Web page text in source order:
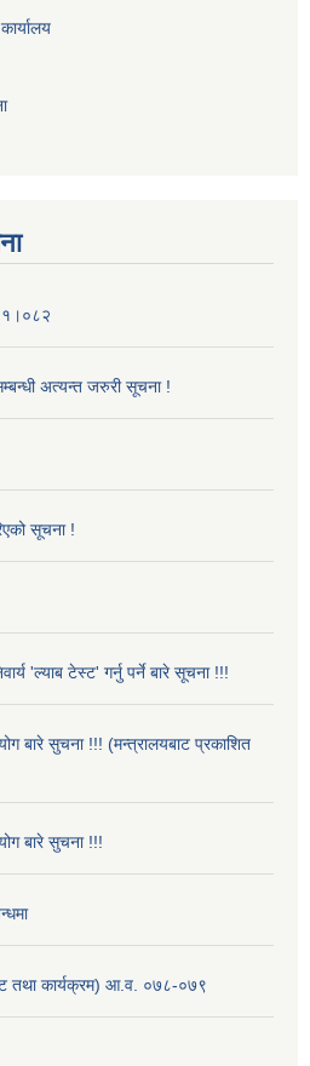
अत्यन्त जरुरी सूचना !
सूचना !
'ल्याब टेस्ट' गर्नु पर्ने बारे सूचना !!!
बारे सुचना !!! (मन्त्रालयबाट प्रकाशित
बारे सुचना !!!
तथा कार्यक्रम) आ.व. ०७८-०७९